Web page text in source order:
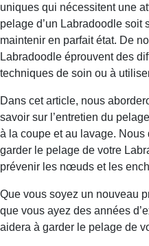
uniques qui nécessitent une
pelage d’un Labradoodle soit
maintenir en parfait état. De
Labradoodle éprouvent des
techniques de soin ou à
Dans cet article, nous
savoir sur l’entretien du
à la coupe et au lavage.
garder le pelage de votre
prévenir les nœuds et les
Que vous soyez un nouveau
que vous ayez des années
aidera à garder le pelage de